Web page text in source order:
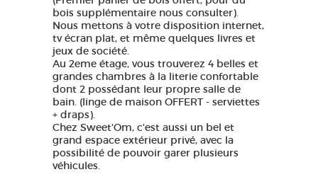
bois supplémentaire nous consulter).
Nous mettons à votre disposition internet,
tv écran plat, et même quelques livres et
jeux de société.
Au 2eme étage, vous trouverez 4 belles et
grandes chambres à la literie confortable
dont 2 possédant leur propre salle de
bain. (linge de maison OFFERT - serviettes
+ draps).
Chez Sweet'Om, c'est aussi un bel et
grand espace extérieur privé, avec la
possibilité de pouvoir garer plusieurs
véhicules.